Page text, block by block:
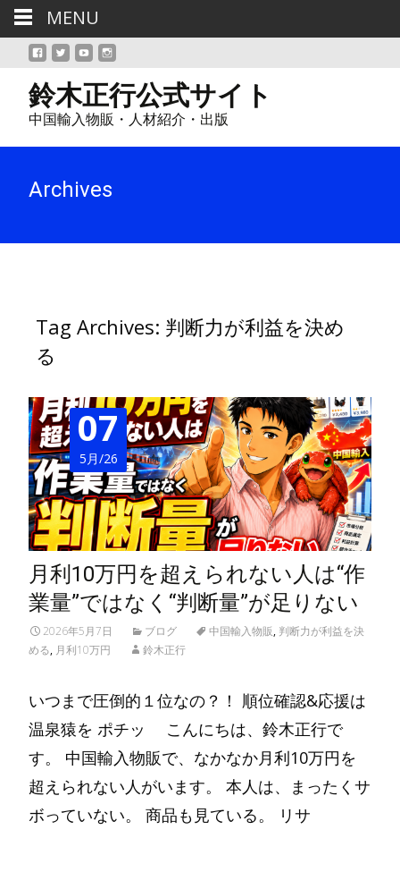
鈴木正行公式サイト
中国輸入物販・人材紹介・出版
Archives
Tag Archives: 判断力が利益を決め
る
07
5月/26
月利10万円を超えられない人は“作
業量”ではなく“判断量”が足りない
2026年5月7日 ブログ 中国輸入物販, 判断力が利益を決
める, 月利10万円 鈴木正行
いつまで圧倒的１位なの？！ 順位確認&応援は
温泉猿を ポチッ こんにちは、鈴木正行で
す。 中国輸入物販で、なかなか月利10万円を
超えられない人がいます。 本人は、まったくサ
ボっていない。 商品も見ている。 リサ
MENU